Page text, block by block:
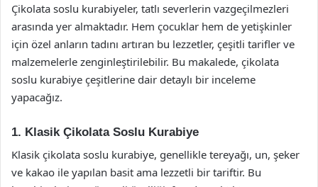
Çikolata soslu kurabiyeler, tatlı severlerin vazgeçilmezleri
arasında yer almaktadır. Hem çocuklar hem de yetişkinler
için özel anların tadını artıran bu lezzetler, çeşitli tarifler ve
malzemelerle zenginleştirilebilir. Bu makalede, çikolata
soslu kurabiye çeşitlerine dair detaylı bir inceleme
yapacağız.
1. Klasik Çikolata Soslu Kurabiye
Klasik çikolata soslu kurabiye, genellikle tereyağı, un, şeker
ve kakao ile yapılan basit ama lezzetli bir tariftir. Bu